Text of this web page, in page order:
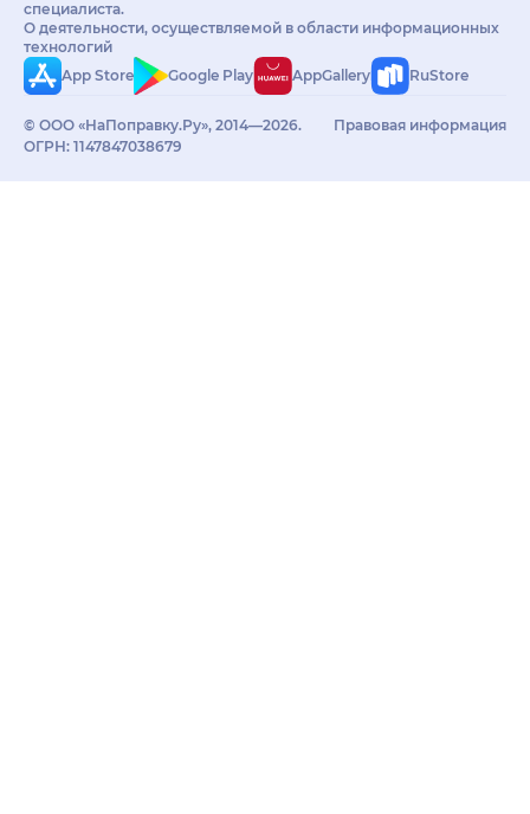
специалиста.
О деятельности, осуществляемой в области информационных
технологий
App Store
Google Play AppGallery RuStore
© ООО «НаПоправку.Ру», 2014—2026.
ОГРН: 1147847038679
Правовая информация